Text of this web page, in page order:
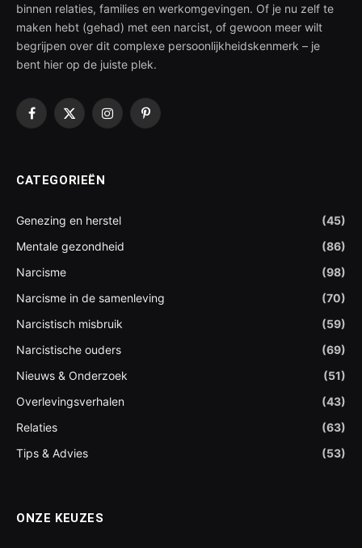
binnen relaties, families en werkomgevingen. Of je nu zelf te
maken hebt (gehad) met een narcist, of gewoon meer wilt
begrijpen over dit complexe persoonlijkheidskenmerk – je
bent hier op de juiste plek.
Facebook
X
InstagramPinterest
CATEGORIEËN
Genezing en herstel
(45)
Mentale gezondheid
(86)
Narcisme
(98)
Narcisme in de samenleving
(70)
Narcistisch misbruik
(59)
Narcistische ouders
(69)
Nieuws & Onderzoek
(51)
Overlevingsverhalen
(43)
Relaties
(63)
Tips & Advies
(53)
ONZE KEUZES